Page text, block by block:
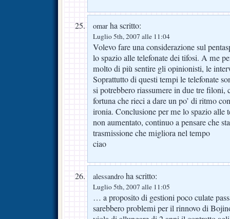
omar ha scritto:
Luglio 5th, 2007 alle 11:04
Volevo fare una considerazione sul
lo spazio alle telefonate dei tifosi. A me
molto di più sentire gli opinionisti, le
Soprattutto di questi tempi le telefonate
si potrebbero riassumere in due tre filoni,
fortuna che rieci a dare un po’ di ritmo
ironia. Conclusione per me lo spazio alle
non aumentato, continuo a pensare che
trasmissione che migliora nel tempo
ciao
alessandro ha scritto:
Luglio 5th, 2007 alle 11:05
… a proposito di gestioni poco culate
sarebbero problemi per il rinnovo di